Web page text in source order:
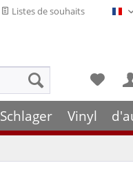
Listes de souhaits
Schlager Vinyl